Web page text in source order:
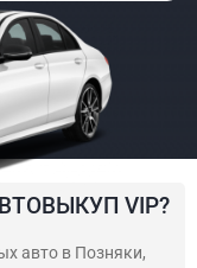
VIP?
авто в Позняки,